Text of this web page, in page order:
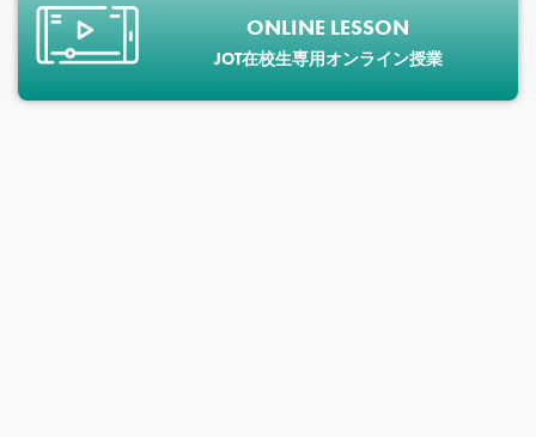
ONLINE LESSON
JOT在校生専用オンライン授業